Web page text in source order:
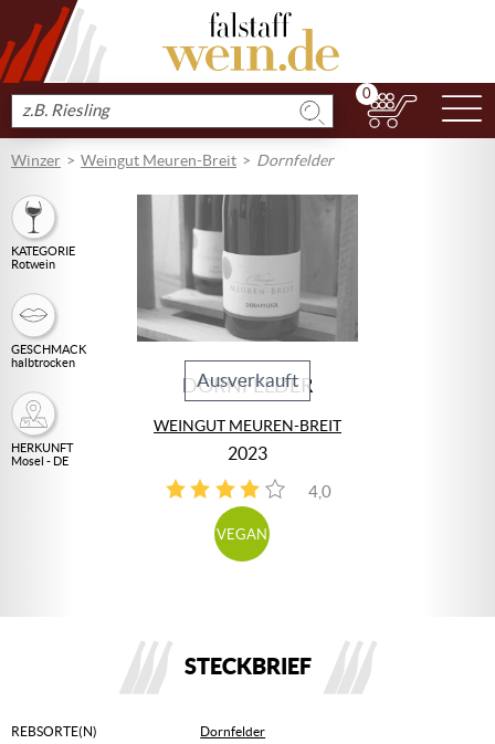
Produkt
suchen
0
Winzer Weingut Meuren-Breit Dornfelder
KATEGORIE
Rotwein
GESCHMACK
halbtrocken
HERKUNFT
Mosel - DE
Ausverkauft
DORNFELDER
WEINGUT MEUREN-BREIT
2023
4,0
2
VEGAN
STECKBRIEF
REBSORTE(N) Dornfelder